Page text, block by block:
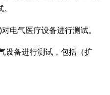
电气医疗设备进行测试。
设备进行测试，包括（扩